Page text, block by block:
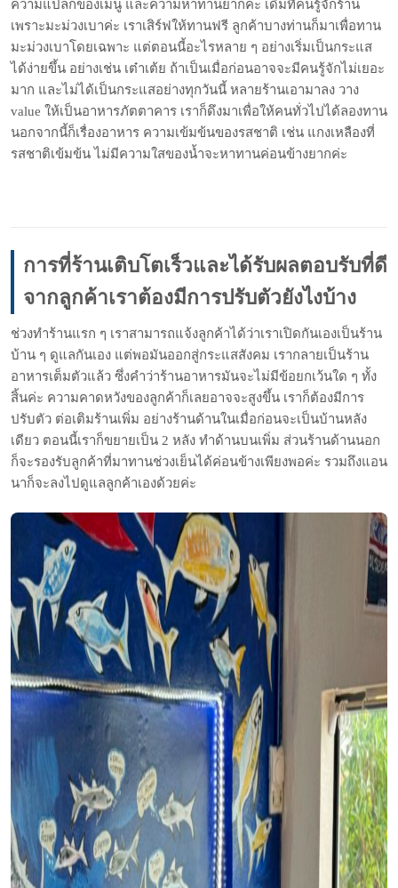
ความแปลกของเมนู และความหาทานยากค่ะ เดิมทีคนรู้จักร้าน
เพราะมะม่วงเบาค่ะ เราเสิร์ฟให้ทานฟรี ลูกค้าบางท่านก็มาเพื่อทาน
มะม่วงเบาโดยเฉพาะ แต่ตอนนี้อะไรหลาย ๆ อย่างเริ่มเป็นกระแส
ได้ง่ายขึ้น อย่างเช่น เต๋าเต้ย ถ้าเป็นเมื่อก่อนอาจจะมีคนรู้จักไม่เยอะ
มาก และไม่ได้เป็นกระแสอย่างทุกวันนี้ หลายร้านเอามาลง วาง
value ให้เป็นอาหารภัตตาคาร เราก็ดึงมาเพื่อให้คนทั่วไปได้ลองทาน
นอกจากนี้ก็เรื่องอาหาร ความเข้มข้นของรสชาติ เช่น แกงเหลืองที่
รสชาติเข้มข้น ไม่มีความใสของน้ำจะหาทานค่อนข้างยากค่ะ
การที่ร้านเติบโตเร็วและได้รับผลตอบรับที่ดี
จากลูกค้าเราต้องมีการปรับตัวยังไงบ้าง
ช่วงทำร้านแรก ๆ เราสามารถแจ้งลูกค้าได้ว่าเราเปิดกันเองเป็นร้าน
บ้าน ๆ ดูแลกันเอง แต่พอมันออกสู่กระแสสังคม เรากลายเป็นร้าน
อาหารเต็มตัวแล้ว ซึ่งคำว่าร้านอาหารมันจะไม่มีข้อยกเว้นใด ๆ ทั้ง
สิ้นค่ะ ความคาดหวังของลูกค้าก็เลยอาจจะสูงขึ้น เราก็ต้องมีการ
ปรับตัว ต่อเติมร้านเพิ่ม อย่างร้านด้านในเมื่อก่อนจะเป็นบ้านหลัง
เดียว ตอนนี้เราก็ขยายเป็น 2 หลัง ทำด้านบนเพิ่ม ส่วนร้านด้านนอก
ก็จะรองรับลูกค้าที่มาทานช่วงเย็นได้ค่อนข้างเพียงพอค่ะ รวมถึงแอน
นาก็จะลงไปดูแลลูกค้าเองด้วยค่ะ